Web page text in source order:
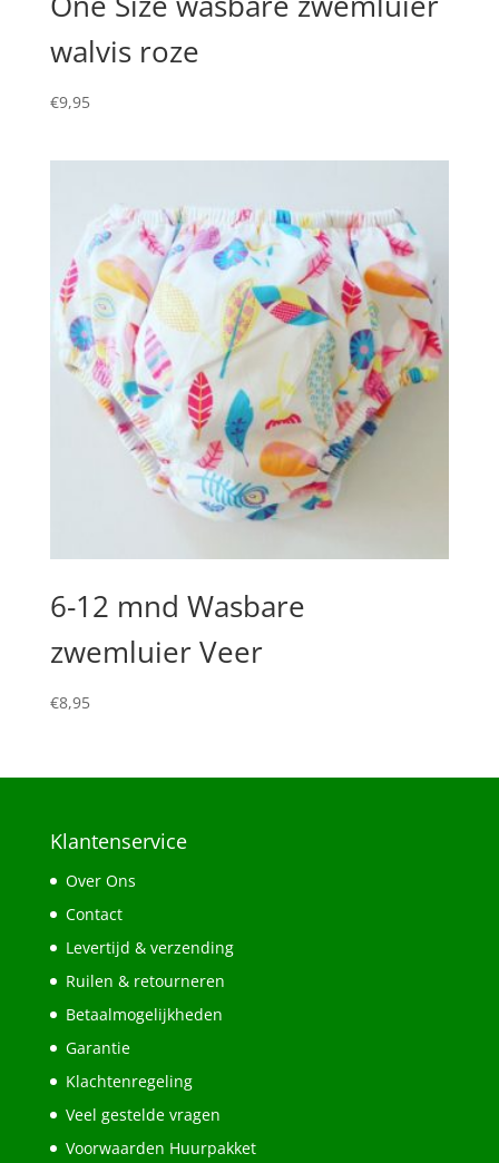
walvis roze
€9,95
6-12 mnd Wasbare
zwemluier Veer
€8,95
Klantenservice
Over Ons
Contact
Levertijd & verzending
Ruilen & retourneren
Betaalmogelijkheden
Garantie
Klachtenregeling
Veel gestelde vragen
Voorwaarden Huurpakket